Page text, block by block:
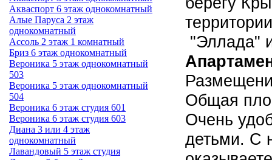
Акваспорт 6 этаж однокомнатный
Алые Паруса 2 этаж
однокомнатный
Ассоль 2 этаж 1 комнатный
Бриз 6 этаж однокомнатный
Вероника 5 этаж однокомнатный
503
Вероника 5 этаж однокомнатный
504
Вероника 6 этаж студия 601
Вероника 6 этаж студия 603
Диана 3 или 4 этаж
однокомнатный
Лавандовый 5 этаж студия
"Эллада"
Общая
Очень
детьми. С